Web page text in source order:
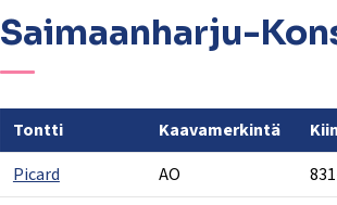
Saimaanharju-
Tontti Kaavamerkintä
Picard
AO